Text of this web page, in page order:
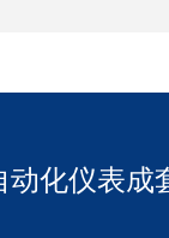
化仪表成